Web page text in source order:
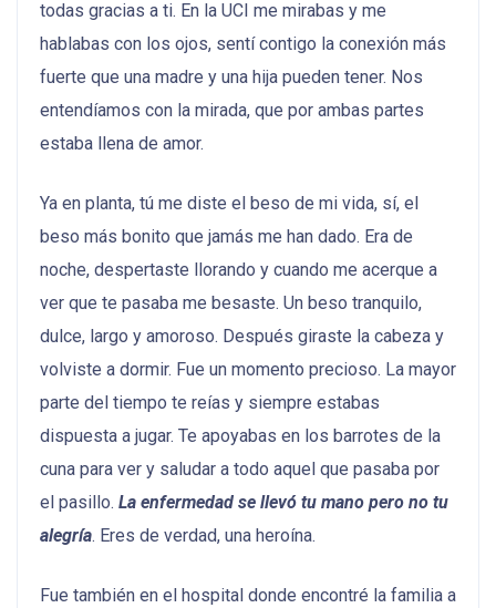
todas gracias a ti. En la UCI me mirabas y me
hablabas con los ojos, sentí contigo la conexión más
fuerte que una madre y una hija pueden tener. Nos
entendíamos con la mirada, que por ambas partes
estaba llena de amor.
Ya en planta, tú me diste el beso de mi vida, sí, el
beso más bonito que jamás me han dado. Era de
noche, despertaste llorando y cuando me acerque a
ver que te pasaba me besaste. Un beso tranquilo,
dulce, largo y amoroso. Después giraste la cabeza y
volviste a dormir. Fue un momento precioso. La mayor
parte del tiempo te reías y siempre estabas
dispuesta a jugar. Te apoyabas en los barrotes de la
cuna para ver y saludar a todo aquel que pasaba por
el pasillo. La enfermedad se llevó tu mano pero no tu
alegría. Eres de verdad, una heroína.
Fue también en el hospital donde encontré la familia a